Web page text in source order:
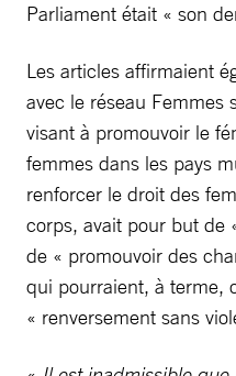
Parliament était « son
Les articles affirmaient
avec le réseau Femmes
visant à promouvoir le
femmes dans les pays
renforcer le droit des
corps, avait pour but de
de « promouvoir des
qui pourraient, à
« renversement sans